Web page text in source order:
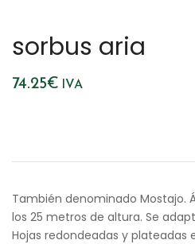
sorbus aria
74.25€ IVA
También denominado Mostajo.
los 25 metros de altura. Se
Hojas redondeadas y plateadas